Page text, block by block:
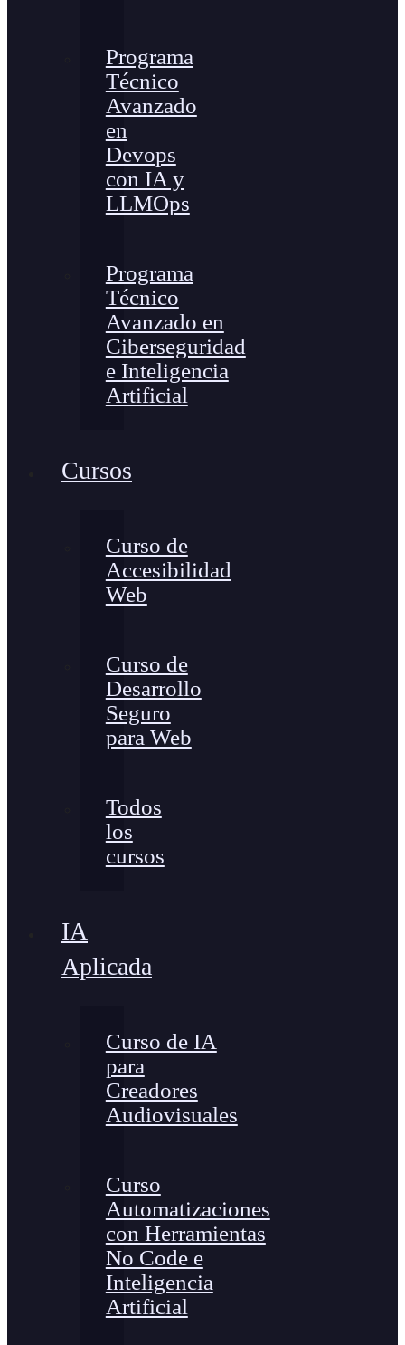
Programa
Técnico
Avanzado
en
Devops
con IA y
LLMOps
Programa
Técnico
Avanzado en
Ciberseguridad
e Inteligencia
Artificial
Cursos
Curso de
Accesibilidad
Web
Curso de
Desarrollo
Seguro
para Web
Todos
los
cursos
IA
Aplicada
Curso de IA
para
Creadores
Audiovisuales
Curso
Automatizaciones
con Herramientas
No Code e
Inteligencia
Artificial